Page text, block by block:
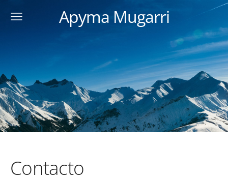
Apyma Mugarri
Contacto